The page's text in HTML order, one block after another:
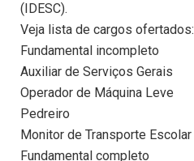
(IDESC).
Veja lista de cargos ofertados:
Fundamental incompleto
Auxiliar de Serviços Gerais
Operador de Máquina Leve
Pedreiro
Monitor de Transporte Escolar
Fundamental completo